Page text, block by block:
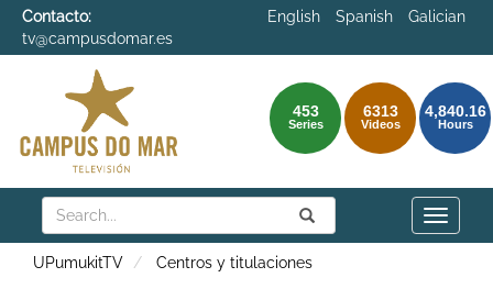
Contacto:
tv@campusdomar.es
English Spanish Galician
453
Series
6313
Videos
4,840.16
Hours
Search Submit
Search
Toggle
UPumukitTV Centros y titulaciones